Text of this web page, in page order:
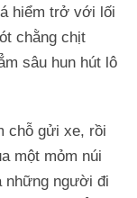
hiểm trở với lối
chằng chịt
sâu hun hút lô
chỗ gửi xe, rồi
một mỏm núi
những người đi